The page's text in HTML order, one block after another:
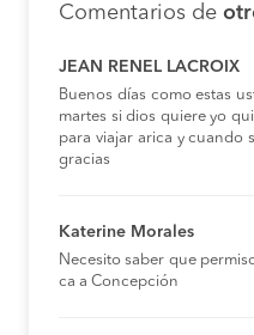
Comentarios de
JEAN RENEL LACROIX
Buenos días como estas
martes si dios quiere yo
para viajar arica y cuando
gracias
Katerine Morales
Necesito saber que
ca a Concepción